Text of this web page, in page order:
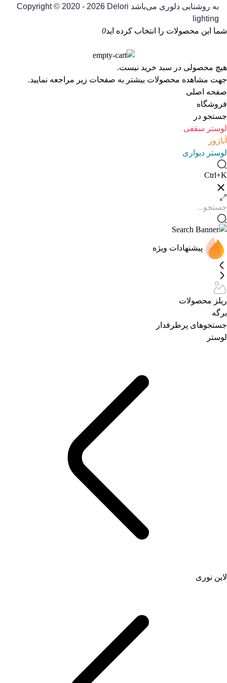
به روشنایی دلوری می‌باشد Copyright © 2020 - 2026 Delori
lighting
شما این محصولات را انتخاب کرده اید0
هیچ محصولی در سبد خرید نیست.
جهت مشاهده محصولات بیشتر به صفحات زیر مراجعه نمایید.
صفحه اصلی
فروشگاه
جستجو در
لوستر سقفی
آباژور
لوستر دیواری
Ctrl+K
پیشنهادات ویژه
ریلز محصولات
برگه
جستجوهای پرطرفدار
لوستر
لاین نوری